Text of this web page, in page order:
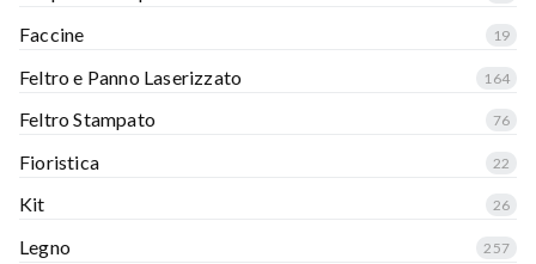
Faccine 19
Feltro e Panno Laserizzato 164
Feltro Stampato 76
Fioristica 22
Kit 26
Legno 257